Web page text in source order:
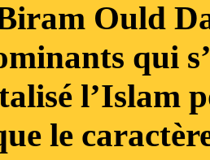
Ould
qui
l’Islam
le